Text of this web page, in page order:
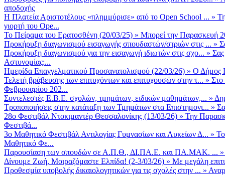
αποδοχής
Η Πλατεία Αριστοτέλους «πλημμύρισε» από το Open School ... »
γιορτή του Ope...
Το Πείραμα του Ερατοσθένη (20/03/25) » Μπορεί την Παρασκευή
Προκήρυξη διαγωνισμού εισαγωγής σπουδαστών/στριών στις ... »
Προκήρυξη διαγωνισμού για την εισαγωγή ιδιωτών στις σχο... » Σας
Αστυνομίας:...
Ημερίδα Επαγγελματικού Προσανατολισμού (22/03/26) » Ο Δήμος
Τελετή βράβευσης των επιτυχόντων και επιτυχουσών στην τ... » Στο
Φεβρουαρίου 202...
Συντελεστές Ε.Β.Ε. σχολών, τμημάτων, ειδικών μαθημάτων,... »
Τροποποιήσεις στην κατάταξη των Τμημάτων στα Επιστημονι... »
28ο Φεστιβάλ Ντοκιμαντέρ Θεσσαλονίκης (13/03/26) » Την
Φεστιβά...
3ο Μαθητικό Φεστιβάλ Αντιλογίας Γυμνασίων και Λυκείων Δ... »
Μαθητικό Φε...
Παρουσίαση των σπουδών σε Α.Π.Θ., ΔΙ.ΠΑ.Ε. και ΠΑ.ΜΑΚ. ...
Δίνουμε Ζωή, Μοιραζόμαστε Ελπίδα! (2-3/03/26) » Με μεγάλη
Προθεσμία υποβολής δικαιολογητικών για τις σχολές στην ... »